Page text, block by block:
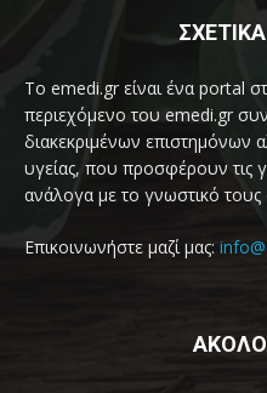
Το emedi.gr είναι ένα portal
περιεχόμενο του emedi.gr
διακεκριμένων επιστημόνων
υγείας, που προσφέρουν τις
ανάλογα με το γνωστικό τους
Επικοινωνήστε μαζί μας: